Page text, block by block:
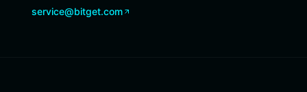
service@bitget.com